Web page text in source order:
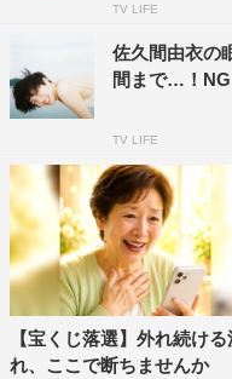
ホリガイとイノギの交
森田想らの登場シーン
不穏な空気も感じさせ
れた場面写真も、そん
できるものだ。
TV LIFE
佐久間由衣の
間まで…！
TV LIFE
【宝くじ落選】外れ続ける
れ、ここで断ちませんか